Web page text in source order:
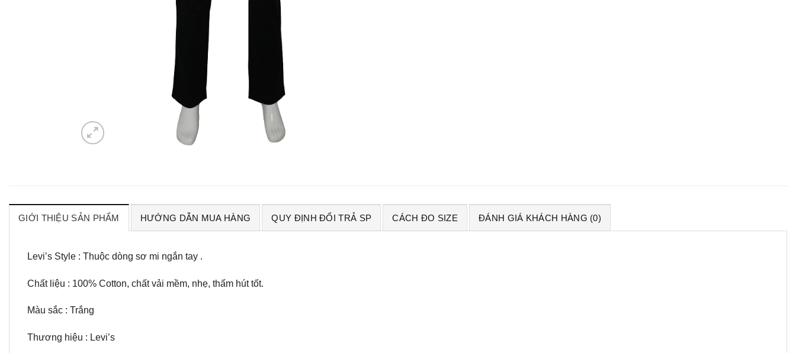
GIỚI THIỆU SẢN PHẨM HƯỚNG DẪN MUA HÀNG QUY ĐỊNH ĐỔI TRẢ SP CÁCH ĐO SIZE ĐÁNH GIÁ KHÁCH HÀNG (0)
Levi’s Style : Thuộc dòng sơ mi ngắn tay .
Chất liệu : 100% Cotton, chất vải mềm, nhẹ, thấm hút tốt.
Màu sắc : Trắng
Thương hiệu : Levi’s